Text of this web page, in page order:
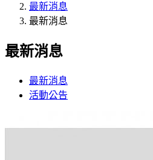
最新消息
最新消息
最新消息
最新消息
活動公告